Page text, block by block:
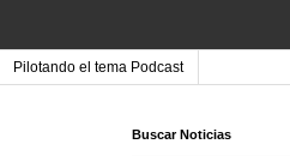
Pilotando el tema Podcast
Buscar Noticias